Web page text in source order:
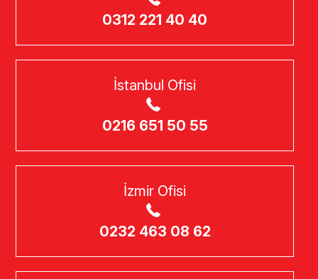
0312 221 40 40
İstanbul Ofisi
0216 651 50 55
İzmir Ofisi
0232 463 08 62